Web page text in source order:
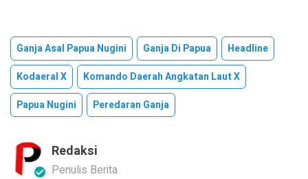
Ganja Asal Papua Nugini Ganja Di Papua
Headline
Kodaeral X
Komando Daerah Angkatan Laut X
Papua Nugini
Peredaran Ganja
Redaksi
Penulis Berita